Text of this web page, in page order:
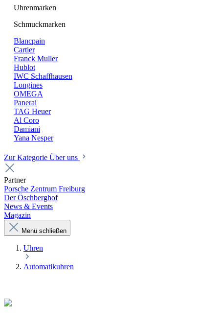
Uhrenmarken
Schmuckmarken
Blancpain
Cartier
Franck Muller
Hublot
IWC Schaffhausen
Longines
OMEGA
Panerai
TAG Heuer
Al Coro
Damiani
Yana Nesper
Zur Kategorie Über uns
Partner
Porsche Zentrum Freiburg
Der Öschberghof
News & Events
Magazin
Menü schließen
Uhren
Automatikuhren